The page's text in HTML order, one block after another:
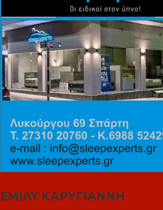
ΕΜΙΛΥ ΚΑΡΥΓΙΑΝΝΗ